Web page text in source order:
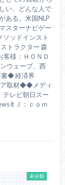
い、どんな人で
ある。米国NLP
スターナビゲー
ソッドインスト
トラクター 森
客様：ＨＯＮＤ
ウェーブ、西
◆ 経済界
ア取材◆◆メディ
テレビ朝日スー
it Ｊ：ｃｏｍ
未分類